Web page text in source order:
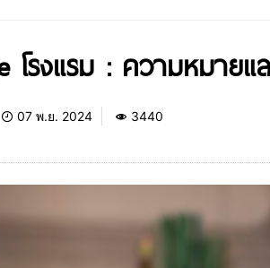
โรงแรม : ความหมาย
07 พ.ย. 2024 3440